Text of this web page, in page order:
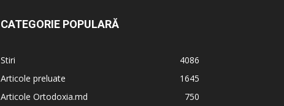
CATEGORIE POPULARĂ
Stiri
4086
Articole preluate
1645
Articole Ortodoxia.md
750